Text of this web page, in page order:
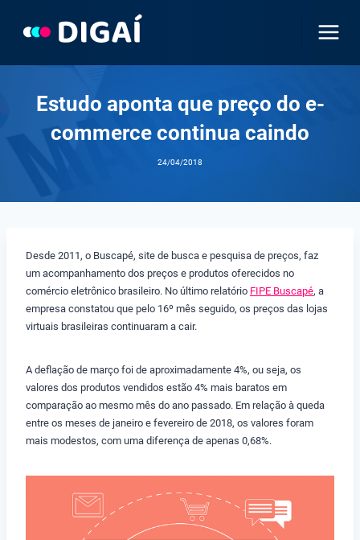
Estudo aponta que preço do e-
commerce continua caindo
24/04/2018
Desde 2011, o Buscapé, site de busca e pesquisa de preços, faz
um acompanhamento dos preços e produtos oferecidos no
comércio eletrônico brasileiro. No último relatório FIPE Buscapé, a
empresa constatou que pelo 16º mês seguido, os preços das lojas
virtuais brasileiras continuaram a cair.
A deflação de março foi de aproximadamente 4%, ou seja, os
valores dos produtos vendidos estão 4% mais baratos em
comparação ao mesmo mês do ano passado. Em relação à queda
entre os meses de janeiro e fevereiro de 2018, os valores foram
mais modestos, com uma diferença de apenas 0,68%.